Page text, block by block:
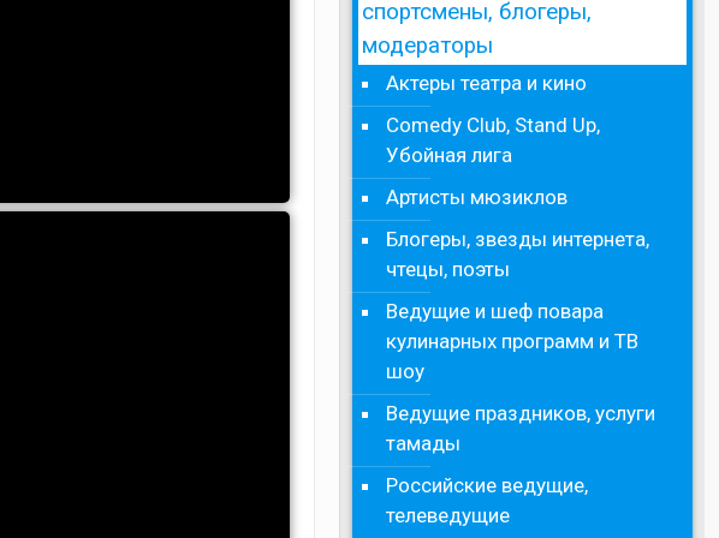
спортсмены, блогеры,
модераторы
Актеры театра и кино
Comedy Club, Stand Up,
Убойная лига
Артисты мюзиклов
Блогеры, звезды интернета,
чтецы, поэты
Ведущие и шеф повара
кулинарных программ и ТВ
шоу
Ведущие праздников, услуги
тамады
Российские ведущие,
телеведущие